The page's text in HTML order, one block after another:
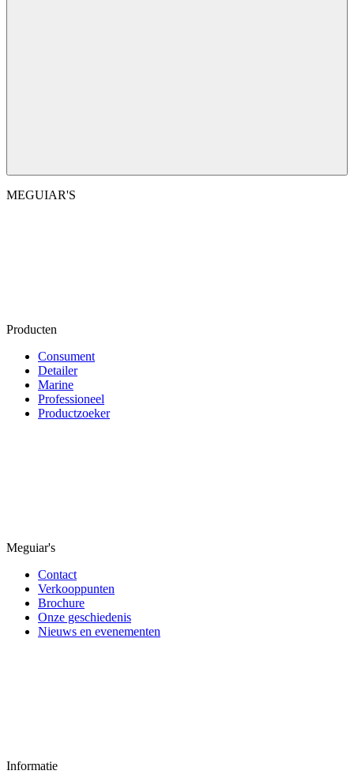
MEGUIAR'S
Producten
Consument
Detailer
Marine
Professioneel
Productzoeker
Meguiar's
Contact
Verkooppunten
Brochure
Onze geschiedenis
Nieuws en evenementen
Informatie